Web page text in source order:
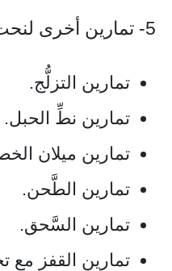
5- تمارين أخرى لنحت الجسم:
تمارين التزلُّج.
تمارين نطِّ الحبل.
تمارين ميلان
تمارين الطَّحن.
تمارين السَّحق.
تمارين القفز مع